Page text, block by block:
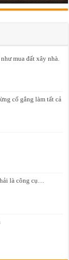
mua đất xây nhà.
cố gắng làm tất cả
là công cụ…